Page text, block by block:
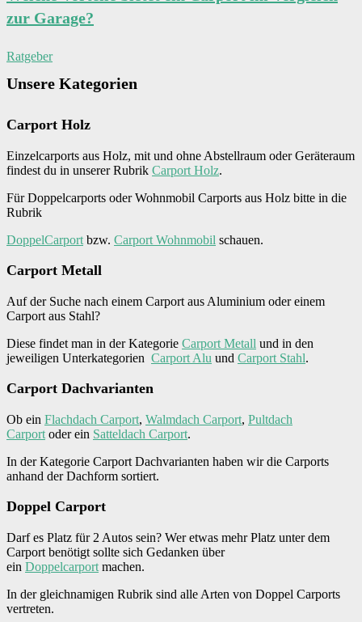
zur Garage?
Ratgeber
Unsere Kategorien
Carport Holz
Einzelcarports aus Holz, mit und ohne Abstellraum oder Geräteraum
findest du in unserer Rubrik Carport Holz.
Für Doppelcarports oder Wohnmobil Carports aus Holz bitte in die
Rubrik
DoppelCarport bzw. Carport Wohnmobil schauen.
Carport Metall
Auf der Suche nach einem Carport aus Aluminium oder einem
Carport aus Stahl?
Diese findet man in der Kategorie Carport Metall und in den
jeweiligen Unterkategorien Carport Alu und Carport Stahl.
Carport Dachvarianten
Ob ein Flachdach Carport, Walmdach Carport, Pultdach
Carport oder ein Satteldach Carport.
In der Kategorie Carport Dachvarianten haben wir die Carports
anhand der Dachform sortiert.
Doppel Carport
Darf es Platz für 2 Autos sein? Wer etwas mehr Platz unter dem
Carport benötigt sollte sich Gedanken über
ein Doppelcarport machen.
In der gleichnamigen Rubrik sind alle Arten von Doppel Carports
vertreten.